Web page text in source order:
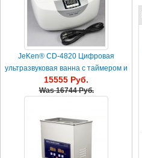
JeKen® CD-4820 Цифровая
ультразвуковая ванна с таймером и
нагревателем 2.5L
15555 Руб.
Was16744 Руб.